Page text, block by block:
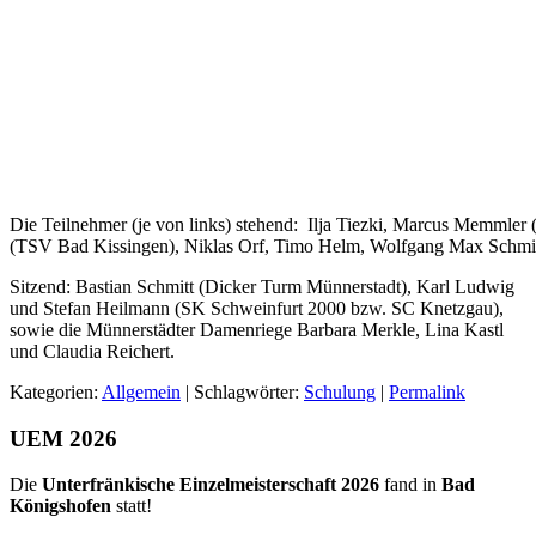
Die Teilnehmer (je von links) stehend: Ilja Tiezki, Marcus
(TSV Bad Kissingen), Niklas Orf, Timo Helm, Wolfgang Max
Sitzend: Bastian Schmitt (Dicker Turm Münnerstadt), Karl Ludwig
und Stefan Heilmann (SK Schweinfurt 2000 bzw. SC Knetzgau),
sowie die Münnerstädter Damenriege Barbara Merkle, Lina Kastl
und Claudia Reichert.
Kategorien: Allgemein | Schlagwörter: Schulung | Permalink
UEM 2026
Die Unterfränkische Einzelmeisterschaft 2026 fand in Bad
Königshofen statt!